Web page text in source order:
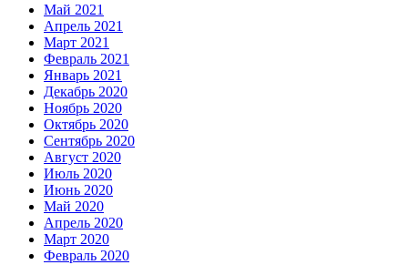
Май 2021
Апрель 2021
Март 2021
Февраль 2021
Январь 2021
Декабрь 2020
Ноябрь 2020
Октябрь 2020
Сентябрь 2020
Август 2020
Июль 2020
Июнь 2020
Май 2020
Апрель 2020
Март 2020
Февраль 2020